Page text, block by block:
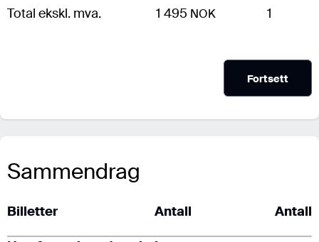
Total ekskl. mva. 1 495 NOK 1
Fortsett
Sammendrag
Billetter Antall Antall